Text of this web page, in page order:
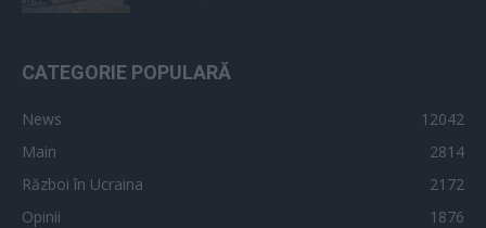
CATEGORIE POPULARĂ
News
12042
Main
2814
Război în Ucraina
2172
Opinii
1876